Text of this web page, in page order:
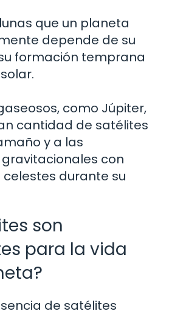
que un planeta
depende de su
formación temprana
como Júpiter,
cantidad de satélites
y a las
con
durante su
son
para la vida
de satélites